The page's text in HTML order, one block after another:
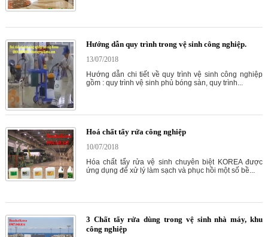
Hướng dẫn quy trình trong vệ sinh công nghiệp.
13/07/2018
Hướng dẫn chi tiết về quy trình vệ sinh công nghiệp
gồm : quy trình vệ sinh phủ bóng sàn, quy trình...
Hoá chất tẩy rửa công nghiệp
10/07/2018
Hóa chất tẩy rửa vệ sinh chuyên biệt KOREA được
ứng dụng để xử lý làm sạch và phục hồi một số bề...
3 Chất tẩy rửa dùng trong vệ sinh nhà máy, khu
công nghiệp